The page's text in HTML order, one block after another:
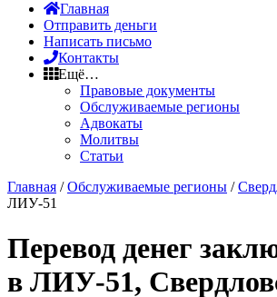
Главная
Отправить деньги
Написать письмо
Контакты
Ещё…
Правовые документы
Обслуживаемые регионы
Адвокаты
Молитвы
Статьи
Главная /Обслуживаемые регионы /
ЛИУ-51
Перевод денег
в ЛИУ-51,